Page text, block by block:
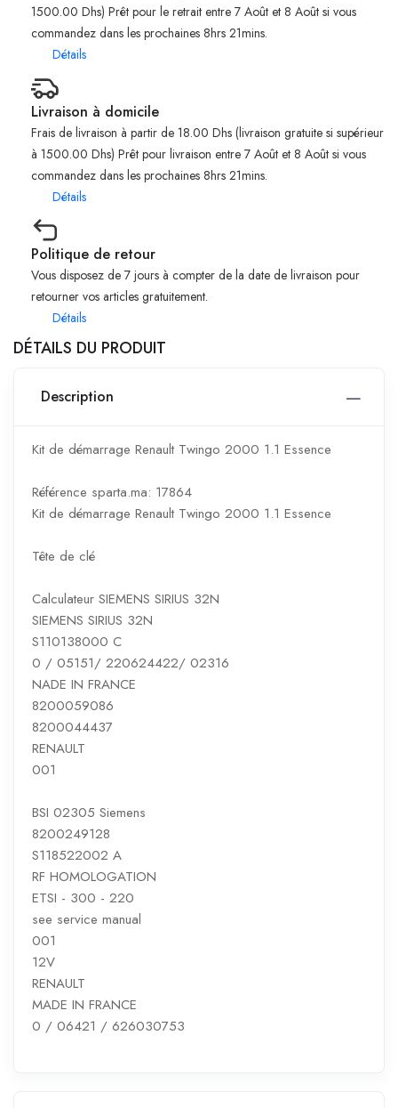
1500.00 Dhs) Prêt pour le retrait entre 7 Août et 8 Août si vous
commandez dans les prochaines 8hrs 21mins.
Détails
Livraison à domicile
Frais de livraison à partir de 18.00 Dhs (livraison gratuite si supérieur
à 1500.00 Dhs) Prêt pour livraison entre 7 Août et 8 Août si vous
commandez dans les prochaines 8hrs 21mins.
Détails
Politique de retour
Vous disposez de 7 jours à compter de la date de livraison pour
retourner vos articles gratuitement.
Détails
DÉTAILS DU PRODUIT
Description
Kit de démarrage Renault Twingo 2000 1.1 Essence
Référence sparta.ma: 17864
Kit de démarrage Renault Twingo 2000 1.1 Essence
Tête de clé
Calculateur SIEMENS SIRIUS 32N
SIEMENS SIRIUS 32N
S110138000 C
0 / 05151/ 220624422/ 02316
NADE IN FRANCE
8200059086
8200044437
RENAULT
001
BSI 02305 Siemens
8200249128
S118522002 A
RF HOMOLOGATION
ETSI - 300 - 220
see service manual
001
12V
RENAULT
MADE IN FRANCE
0 / 06421 / 626030753